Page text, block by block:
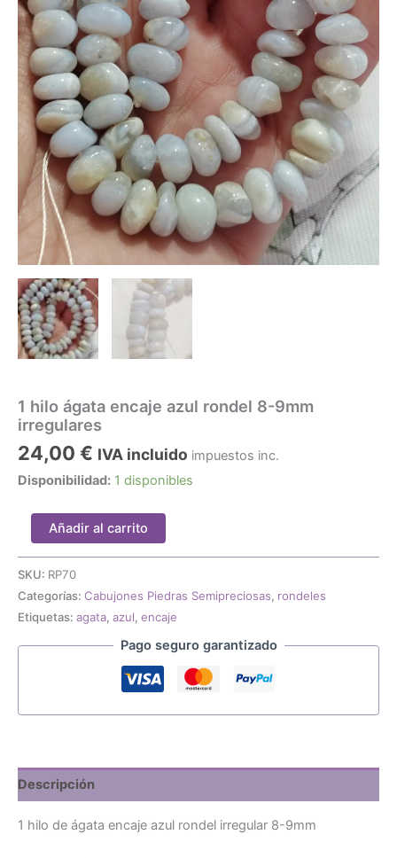
1 hilo ágata encaje azul rondel 8-9mm
irregulares
24,00 € IVA incluido impuestos inc.
Disponibilidad: 1 disponibles
hilo
ágata
encaje
azul
rondel
9mm
Añadir al carrito
SKU: RP70
Categorías: Cabujones Piedras Semipreciosas, rondeles
Etiquetas: agata, azul, encaje
Pago seguro garantizado
Descripción
1 hilo de ágata encaje azul rondel irregular 8-9mm